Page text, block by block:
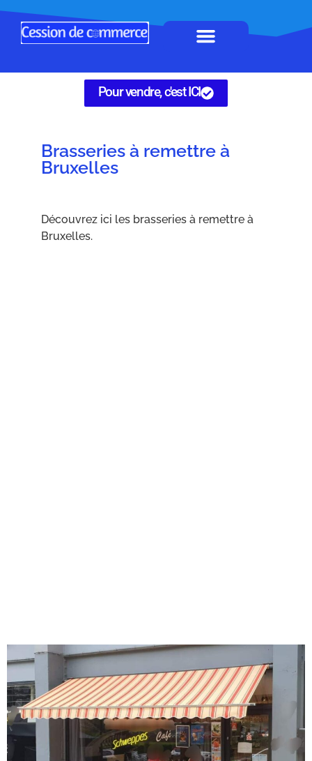
Pour vendre, c'est ICI
Brasseries à remettre à
Bruxelles
Découvrez ici les brasseries à remettre à
Bruxelles.